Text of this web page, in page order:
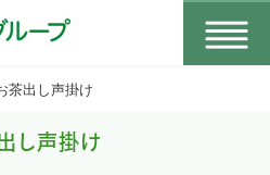
ープ
茶出し声掛け
し声掛け